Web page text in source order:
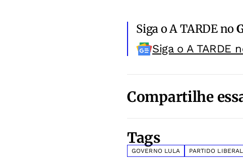
Siga o A TARDE no
Siga o A TARDE
Compartilhe
Tags
GOVERNO LULA PARTIDO LIBERAL